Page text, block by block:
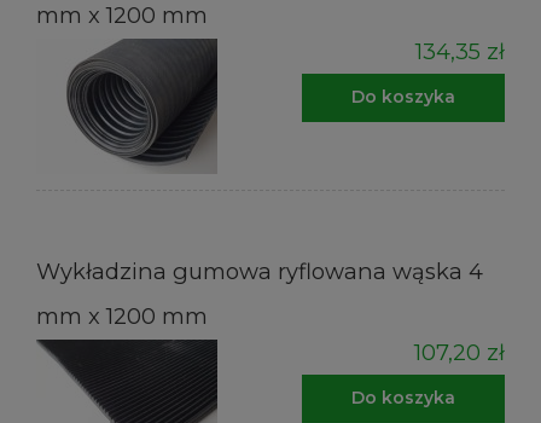
mm x 1200 mm
134,35 zł
Do koszyka
Wykładzina gumowa ryflowana wąska 4
mm x 1200 mm
107,20 zł
Do koszyka